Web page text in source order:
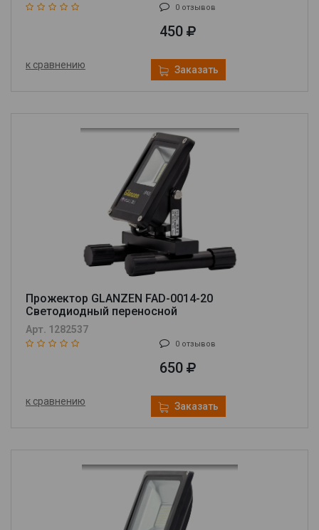
0 отзывов
450
к сравнению Заказать
Прожектор GLANZEN FAD-0014-20
Cветодиодный переносной
Арт. 1282537
0 отзывов
650
к сравнению Заказать